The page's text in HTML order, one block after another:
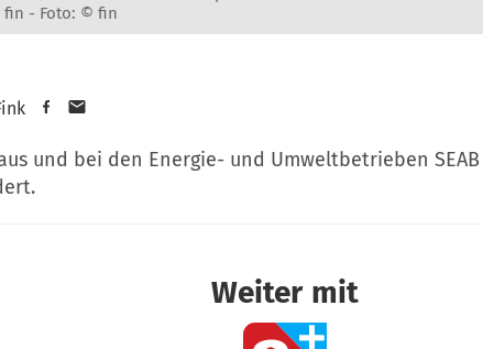
fin - Foto: © fin
und bei den Energie- und Umweltbetrieben